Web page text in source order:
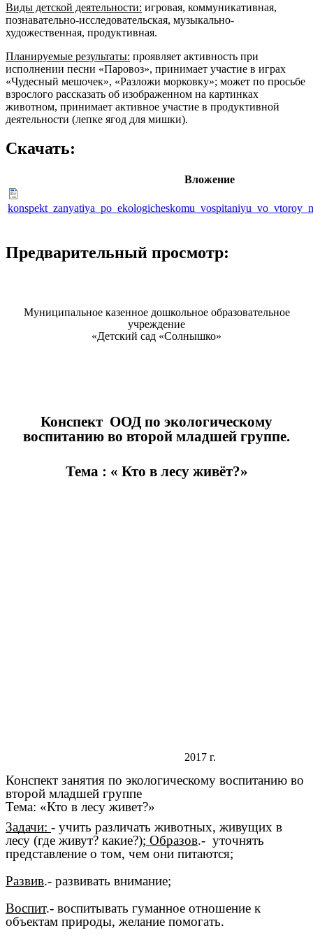
Виды детской деятельности: игровая, коммуникативная,
познавательно-исследовательская, музыкально-
художественная, продуктивная.
Планируемые результаты: проявляет активность при
исполнении песни «Паровоз», принимает участие в играх
«Чудесный мешочек», «Разложи морковку»; может по просьбе
взрослого рассказать об изображенном на картинках
животном, принимает активное участие в продуктивной
деятельности (лепке ягод для мишки).
Скачать:
Вложение
Предварительный просмотр:
Муниципальное казенное дошкольное образовательное
учреждение
«Детский сад «Солнышко»
Конспект ООД по экологическому
воспитанию во второй младшей группе.
Тема : « Кто в лесу живёт?»
2017 г.
Конспект занятия по экологическому воспитанию во
второй младшей группе
Тема: «Кто в лесу живет?»
Задачи: - учить различать животных, живущих в
лесу (где живут? какие?); Образов.- уточнять
представление о том, чем они питаются;
Развив.- развивать внимание;
Воспит.- воспитывать гуманное отношение к
объектам природы, желание помогать.